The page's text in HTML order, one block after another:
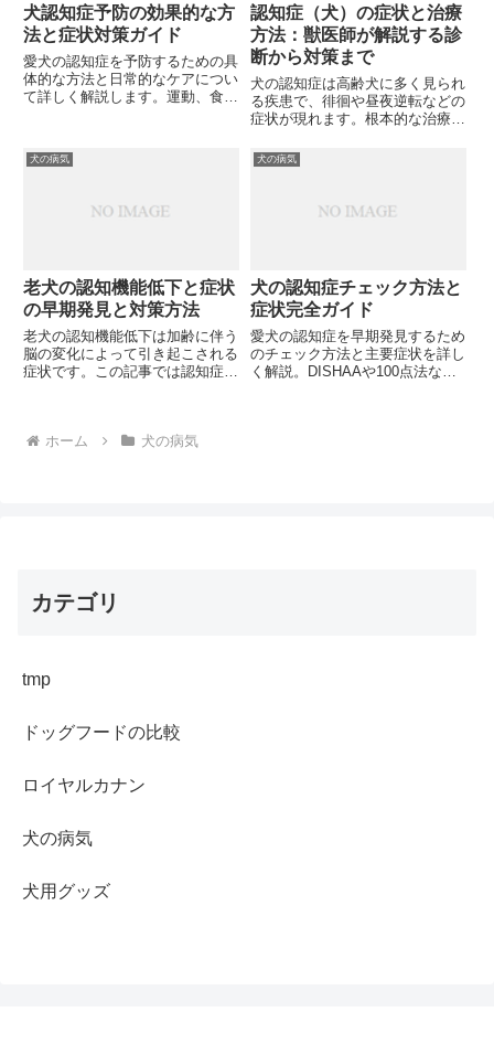
犬認知症予防の効果的な方
法と症状対策ガイド
愛犬の認知症を予防するための具
体的な方法と日常的なケアについ
て詳しく解説します。運動、食
の健康維持にお悩みではありませ
んか？
認知症（犬）の症状と治療
方法：獣医師が解説する診
断から対策まで
犬の認知症は高齢犬に多く見られ
る疾患で、徘徊や昼夜逆転などの
症状が現れます。根本的な治療法
療により進行を遅らせることは可
能です。獣医師として知っておく
について詳しく解説しますが、あ
犬の病気
老犬の認知機能低下と症状
の早期発見と対策方法
老犬の認知機能低下は加齢に伴う
脳の変化によって引き起こされる
症状です。この記事では認知症の
候が現れていませんか？
犬の病気
犬の認知症チェック方法と
症状完全ガイド
愛犬の認知症を早期発見するため
のチェック方法と主要症状を詳し
く解説。DISHAAや100点法など
ホーム 犬の病気
カテゴリ
tmp
ドッグフードの比較
ロイヤルカナン
犬の病気
犬用グッズ